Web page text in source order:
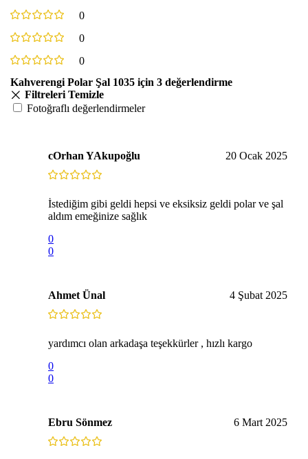
0
0
0
Kahverengi Polar Şal 1035 için 3 değerlendirme
Filtreleri Temizle
Fotoğraflı değerlendirmeler
cOrhan YAkupoğlu 20 Ocak 2025
İstediğim gibi geldi hepsi ve eksiksiz geldi polar ve şal
aldım emeğinize sağlık
0
0
Ahmet Ünal 4 Şubat 2025
yardımcı olan arkadaşa teşekkürler , hızlı kargo
0
0
Ebru Sönmez 6 Mart 2025